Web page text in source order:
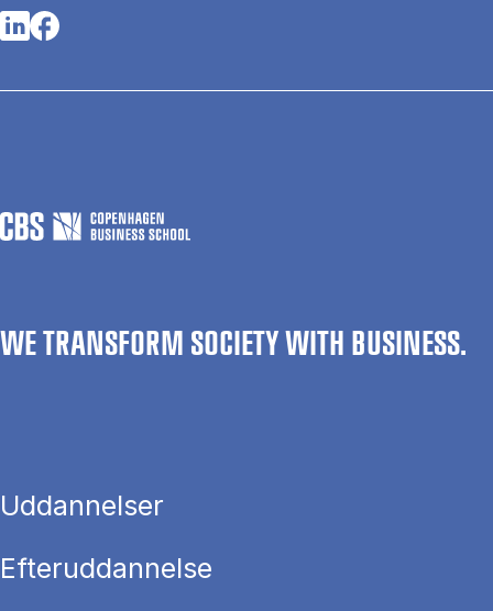
Opens in a new tab
Opens in a new tab
WE TRANSFORM SOCIETY WITH BUSINESS.
Uddannelser
Efteruddannelse